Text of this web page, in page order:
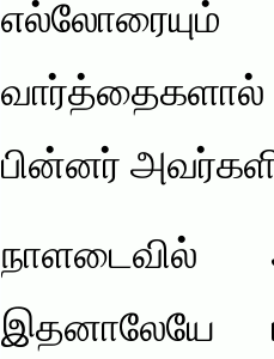
பின்னர்
நாளடைவில்
இதனாலேயே